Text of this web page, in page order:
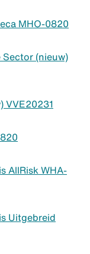
MHO-0820
Sector (nieuw)
VVE20231
AllRisk WHA-
Uitgebreid